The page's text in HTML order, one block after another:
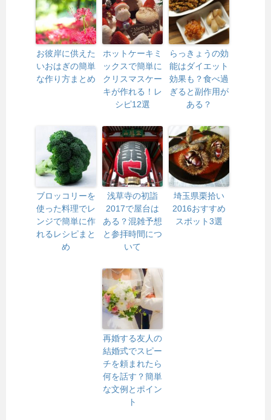
お彼岸に供えた
いおはぎの簡単
な作り方まとめ
ホットケーキミ
ックスで簡単に
クリスマスケー
キが作れる！レ
シピ12選
らっきょうの効
能はダイエット
効果も？食べ過
ぎると副作用が
ある？
ブロッコリーを
使った料理でレ
ンジで簡単に作
れるレシピまと
め
浅草寺の初詣
2017で屋台は
ある？混雑予想
と参拝時間につ
いて
埼玉県栗拾い
2016おすすめ
スポット3選
再婚する友人の
結婚式でスピー
チを頼まれたら
何を話す？簡単
な文例とポイン
ト